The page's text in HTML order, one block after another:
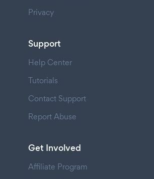
Privacy
Support
Help Center
Tutorials
Contact Support
Report Abuse
Get Involved
Affiliate Program